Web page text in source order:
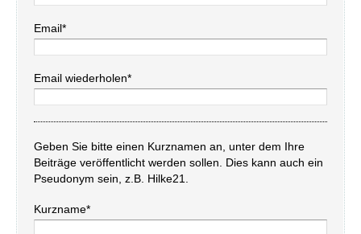
Email*
Email wiederholen*
Geben Sie bitte einen Kurznamen an, unter dem Ihre
Beiträge veröffentlicht werden sollen. Dies kann auch ein
Pseudonym sein, z.B. Hilke21.
Kurzname*